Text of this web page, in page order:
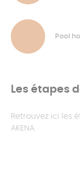
Pool
Les étapes
Retrouvez ici les
AKENA.